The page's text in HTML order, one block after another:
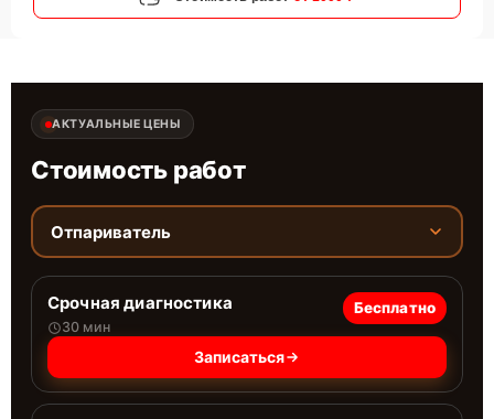
АКТУАЛЬНЫЕ ЦЕНЫ
Стоимость работ
Отпариватель
Срочная диагностика
30 мин
Бесплатно
Записаться